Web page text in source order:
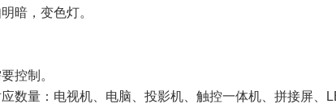
，变色灯。
控制。
量：电视机、电脑、投影机、触控一体机、拼接屏、